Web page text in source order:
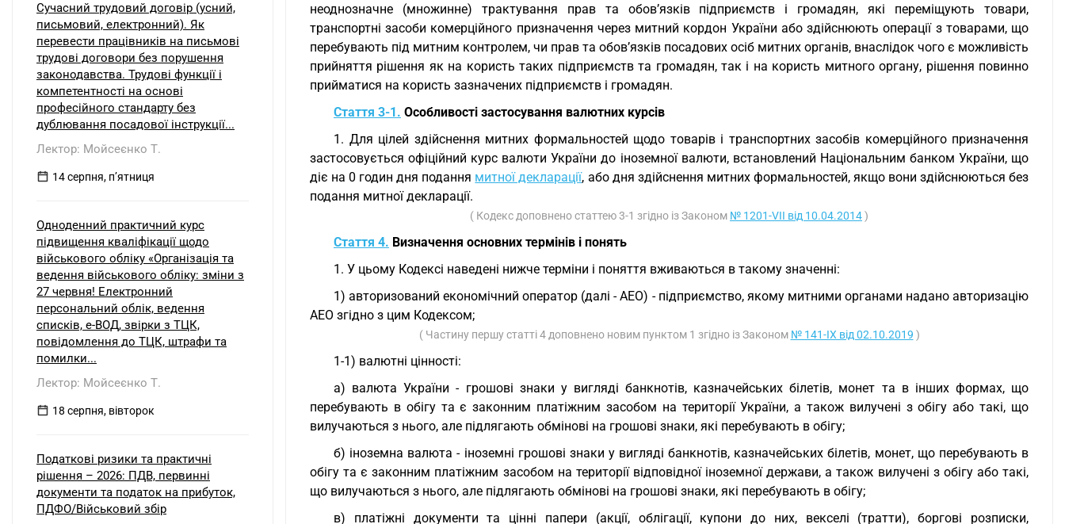
неоднозначне (множинне) трактування прав та обов’язків підприємств і громадян, які переміщують товари,
транспортні засоби комерційного призначення через митний кордон України або здійснюють операції з товарами, що
перебувають під митним контролем, чи прав та обов’язків посадових осіб митних органів, внаслідок чого є можливість
прийняття рішення як на користь таких підприємств та громадян, так і на користь митного органу, рішення повинно
прийматися на користь зазначених підприємств і громадян.
Стаття 3-1. Особливості застосування валютних курсів
1. Для цілей здійснення митних формальностей щодо товарів і транспортних засобів комерційного призначення
застосовується офіційний курс валюти України до іноземної валюти, встановлений Національним банком України, що
діє на 0 годин дня подання митної декларації, або дня здійснення митних формальностей, якщо вони здійснюються без
подання митної декларації.
( Кодекс доповнено статтею 3-1 згідно із Законом № 1201-VII від 10.04.2014)
Стаття 4. Визначення основних термінів і понять
1. У цьому Кодексі наведені нижче терміни і поняття вживаються в такому значенні:
1) авторизований економічний оператор (далі - АЕО) - підприємство, якому митними органами надано авторизацію
АЕО згідно з цим Кодексом;
( Частину першу статті 4 доповнено новим пунктом 1 згідно із Законом № 141-IX від 02.10.2019 )
1-1) валютні цінності:
а) валюта України - грошові знаки у вигляді банкнотів, казначейських білетів, монет та в інших формах, що
перебувають в обігу та є законним платіжним засобом на території України, а також вилучені з обігу або такі, що
вилучаються з нього, але підлягають обмінові на грошові знаки, які перебувають в обігу;
б) іноземна валюта - іноземні грошові знаки у вигляді банкнотів, казначейських білетів, монет, що перебувають в
обігу та є законним платіжним засобом на території відповідної іноземної держави, а також вилучені з обігу або такі,
що вилучаються з нього, але підлягають обмінові на грошові знаки, які перебувають в обігу;
в) платіжні документи та цінні папери (акції, облігації, купони до них, векселі (тратти), боргові розписки,
Сучасний трудовий договір (усний,
письмовий, електронний). Як
перевести працівників на письмові
трудові договори без порушення
законодавства. Трудові функції і
компетентності на основі
професійного стандарту без
дублювання посадової інструкції...
Лектор: Мойсеєнко Т.
14 серпня, пʼятниця
Одноденний практичний курс
підвищення кваліфікації щодо
військового обліку «Організація та
ведення військового обліку: зміни з
27 червня! Електронний
персональний облік, ведення
списків, е-ВОД, звірки з ТЦК,
повідомлення до ТЦК, штрафи та
помилки...
Лектор: Мойсеєнко Т.
18 серпня, вівторок
Податкові ризики та практичні
рішення – 2026: ПДВ, первинні
документи та податок на прибуток,
ПДФО/Військовий збір